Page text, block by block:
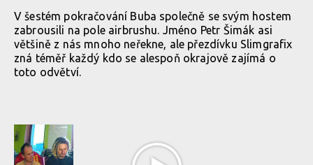
V šestém pokračování Buba společně se svým hostem
zabrousili na pole airbrushu. Jméno Petr Šimák asi
většině z nás mnoho neřekne, ale přezdívku Slimgrafix
zná téměř každý kdo se alespoň okrajově zajímá o
toto odvětví.